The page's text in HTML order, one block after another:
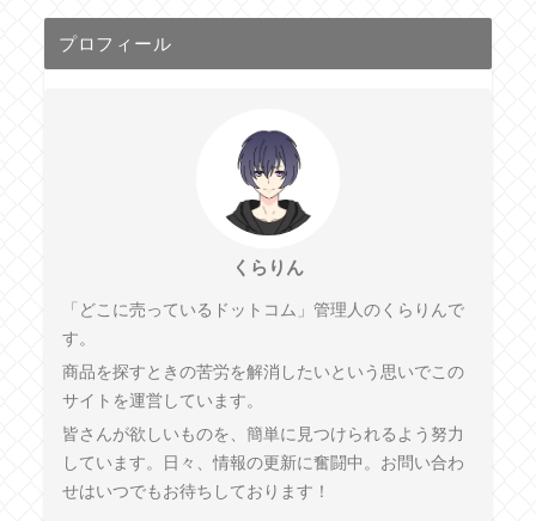
プロフィール
くらりん
「どこに売っているドットコム」管理人のくらりんで
す。
商品を探すときの苦労を解消したいという思いでこの
サイトを運営しています。
皆さんが欲しいものを、簡単に見つけられるよう努力
しています。日々、情報の更新に奮闘中。お問い合わ
せはいつでもお待ちしております！